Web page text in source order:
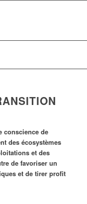
conscience de
des écosystèmes
et des
de favoriser un
et de tirer profit